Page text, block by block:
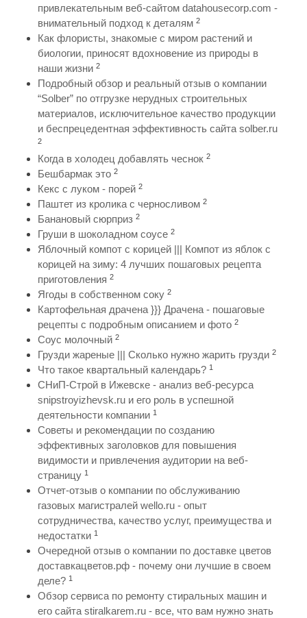
привлекательным веб-сайтом datahousecorp.com -
внимательный подход к деталям 2
Как флористы, знакомые с миром растений и
биологии, приносят вдохновение из природы в
наши жизни 2
Подробный обзор и реальный отзыв о компании
“Solber” по отгрузке нерудных строительных
материалов, исключительное качество продукции
и беспрецедентная эффективность сайта solber.ru
2
Когда в холодец добавлять чеснок 2
Бешбармак это 2
Кекс с луком - порей 2
Паштет из кролика с черносливом 2
Банановый сюрприз 2
Груши в шоколадном соусе 2
Яблочный компот с корицей ||| Компот из яблок с
корицей на зиму: 4 лучших пошаговых рецепта
приготовления 2
Ягоды в собственном соку 2
Картофельная драчена }}} Драчена - пошаговые
рецепты с подробным описанием и фото 2
Соус молочный 2
Грузди жареные ||| Сколько нужно жарить грузди 2
Что такое квартальный календарь? 1
СНиП-Строй в Ижевске - анализ веб-ресурса
snipstroyizhevsk.ru и его роль в успешной
деятельности компании 1
Советы и рекомендации по созданию
эффективных заголовков для повышения
видимости и привлечения аудитории на веб-
страницу 1
Отчет-отзыв о компании по обслуживанию
газовых магистралей wello.ru - опыт
сотрудничества, качество услуг, преимущества и
недостатки 1
Очередной отзыв о компании по доставке цветов
доставкацветов.рф - почему они лучшие в своем
деле? 1
Обзор сервиса по ремонту стиральных машин и
его сайта stiralkarem.ru - все, что вам нужно знать